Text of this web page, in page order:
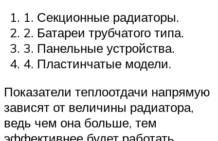
1. Секционные радиаторы.
2. Батареи трубчатого типа.
3. Панельные устройства.
4. Пластинчатые модели.
Показатели теплоотдачи напрямую
зависят от величины радиатора,
ведь чем она больше, тем
эффективнее будет работать